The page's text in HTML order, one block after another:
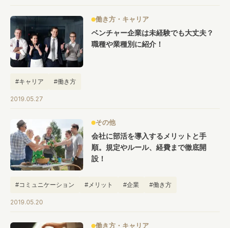
#働き方 #特集
#キャリア #ノウハウ #内装 #おしゃれオフィス
#こだわりオフィス #コスト
働き方・キャリア
ベンチャー企業は未経験でも大丈夫？
職種や業種別に紹介！
#キャリア #働き方
2019.05.27
その他
会社に部活を導入するメリットと手
順。規定やルール、経費まで徹底開
設！
#コミュニケーション #メリット #企業 #働き方
2019.05.20
働き方・キャリア